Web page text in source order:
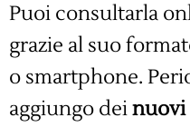
Puoi consultarla
grazie al suo
o smartphone.
aggiungo deinuovi